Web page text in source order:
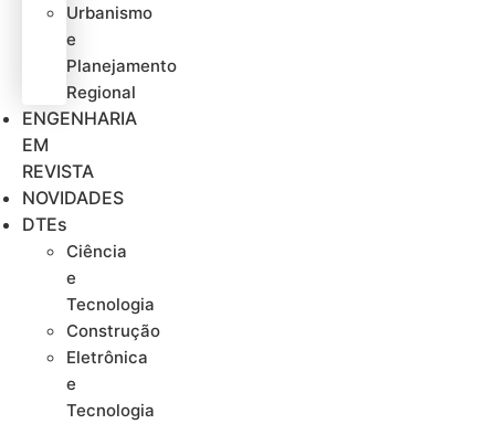
Urbanismo
e
Planejamento
Regional
ENGENHARIA
EM
REVISTA
NOVIDADES
DTEs
Ciência
e
Tecnologia
Construção
Eletrônica
e
Tecnologia